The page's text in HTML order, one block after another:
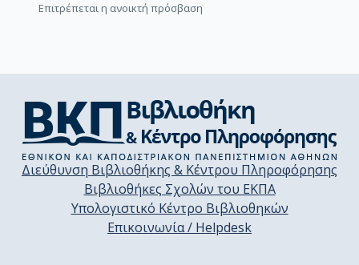
Επιτρέπεται η ανοικτή πρόσβαση
Διεύθυνση Βιβλιοθήκης & Κέντρου Πληροφόρησης
Βιβλιοθήκες Σχολών του ΕΚΠΑ
Υπολογιστικό Κέντρο Βιβλιοθηκών
Επικοινωνία / Helpdesk